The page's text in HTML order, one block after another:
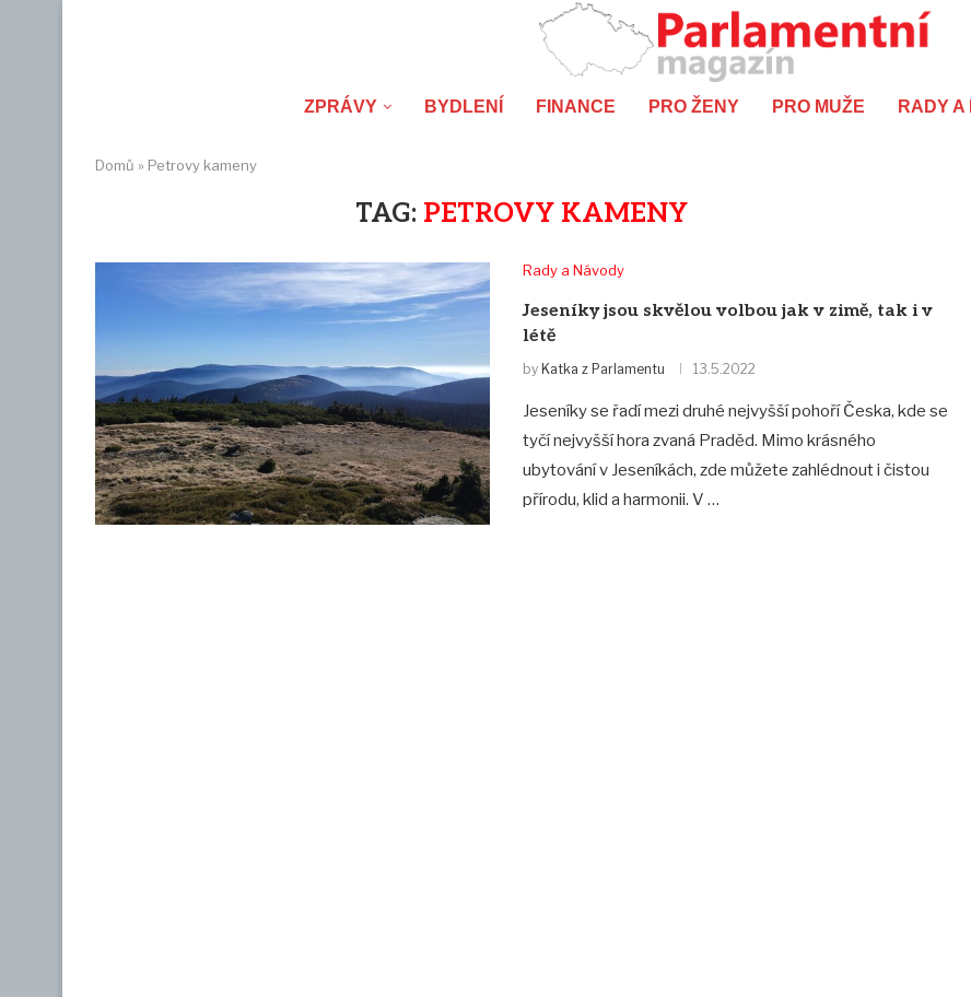
ZPRÁVY BYDLENÍ FINANCE PRO ŽENY PRO MUŽE RADY A
Domů » Petrovy kameny
TAG: PETROVY KAMENY
Rady a Návody
Jeseníky jsou skvělou volbou jak v zimě, tak i v
létě
by Katka z Parlamentu 13.5.2022
Jeseníky se řadí mezi druhé nejvyšší pohoří Česka, kde se
tyčí nejvyšší hora zvaná Praděd. Mimo krásného
ubytování v Jeseníkách, zde můžete zahlédnout i čistou
přírodu, klid a harmonii. V …